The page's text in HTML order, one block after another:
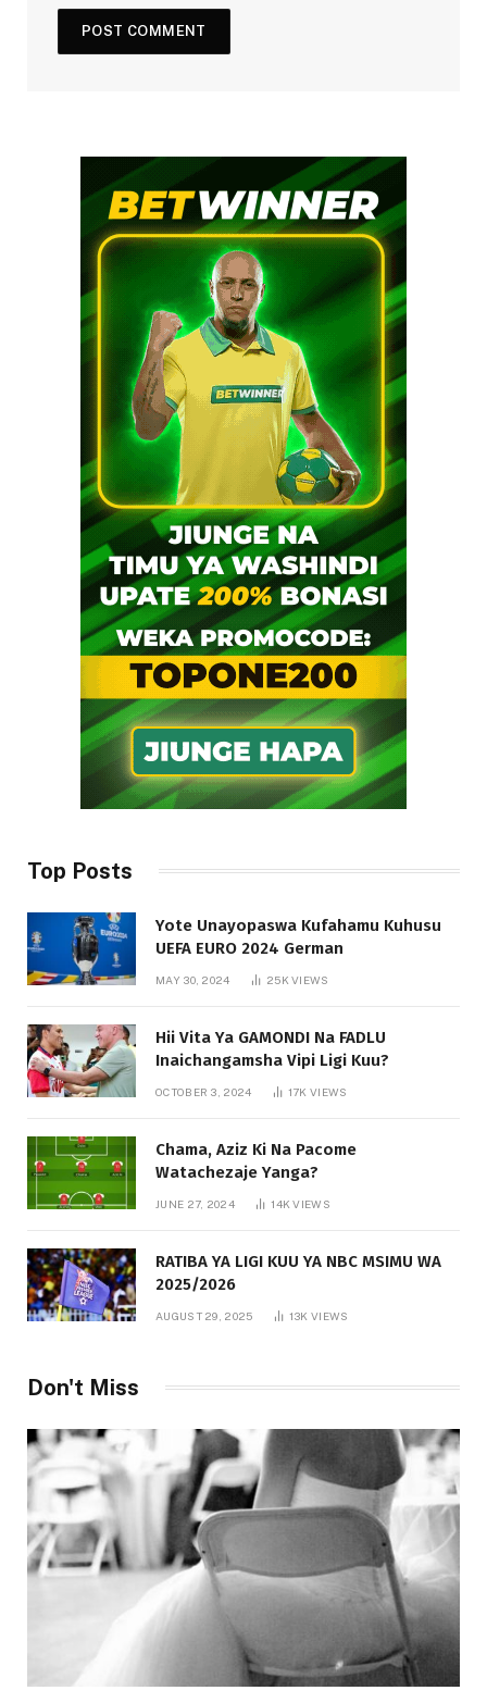
Top Posts
Yote Unayopaswa Kufahamu Kuhusu
UEFA EURO 2024 German
MAY 30, 2024 25KVIEWS
Hii Vita Ya GAMONDI Na FADLU
Inaichangamsha Vipi Ligi Kuu?
OCTOBER 3, 2024 17KVIEWS
Chama, Aziz Ki Na Pacome
Watachezaje Yanga?
JUNE 27, 2024 14KVIEWS
RATIBA YA LIGI KUU YA NBC MSIMU WA
2025/2026
AUGUST 29, 2025 13KVIEWS
Don't Miss